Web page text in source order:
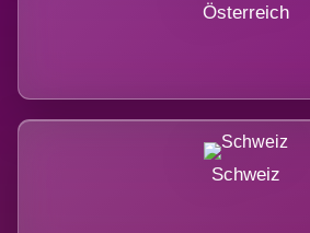
Österreich
Schweiz